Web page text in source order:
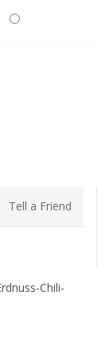
Tell a Friend
Chili-